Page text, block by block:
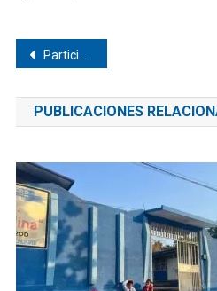
Navegación
de
entradas
Participa Carmen Bautista en la VII Sesión Ordinaria del Consejo Nacional de Morena
PUBLICACIONES